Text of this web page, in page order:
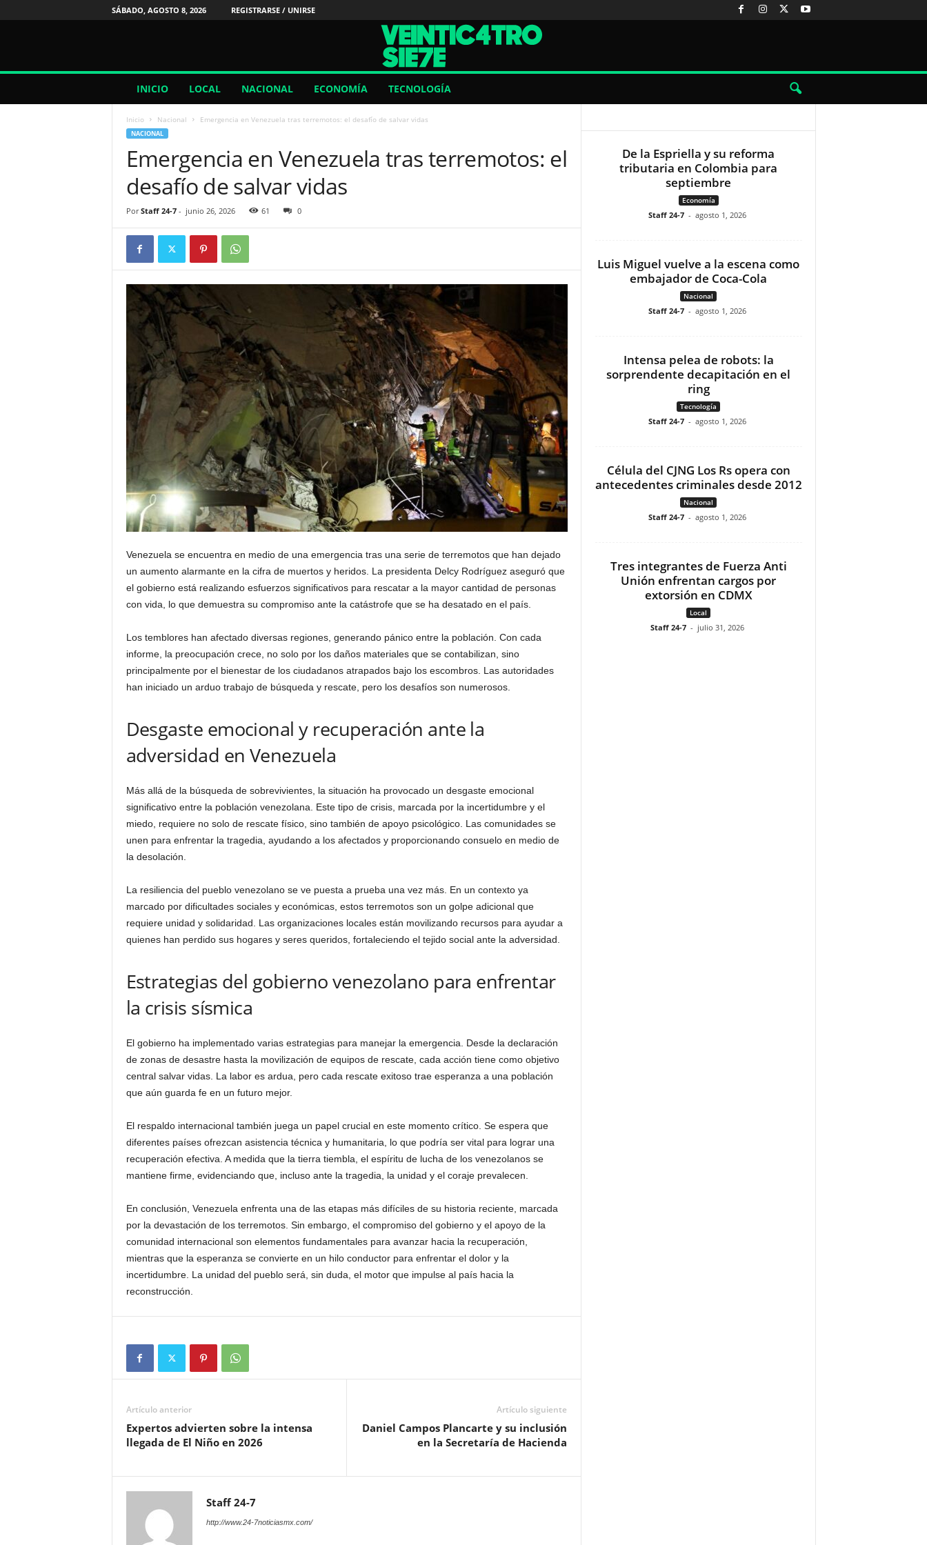
SÁBADO, AGOSTO 8, 2026 REGISTRARSE / UNIRSE
/
INICIO LOCAL NACIONAL ECONOMÍA TECNOLOGÍA
Inicio Nacional Emergencia en Venezuela tras terremotos: el desafío de salvar vidas
NACIONAL
Emergencia en Venezuela tras terremotos: el
desafío de salvar vidas
Por Staff 24-7- junio 26, 2026 61 0
Venezuela se encuentra en medio de una emergencia tras una serie de terremotos que han dejado
un aumento alarmante en la cifra de muertos y heridos. La presidenta Delcy Rodríguez aseguró que
el gobierno está realizando esfuerzos significativos para rescatar a la mayor cantidad de personas
con vida, lo que demuestra su compromiso ante la catástrofe que se ha desatado en el país.
Los temblores han afectado diversas regiones, generando pánico entre la población. Con cada
informe, la preocupación crece, no solo por los daños materiales que se contabilizan, sino
principalmente por el bienestar de los ciudadanos atrapados bajo los escombros. Las autoridades
han iniciado un arduo trabajo de búsqueda y rescate, pero los desafíos son numerosos.
Desgaste emocional y recuperación ante la
adversidad en Venezuela
Más allá de la búsqueda de sobrevivientes, la situación ha provocado un desgaste emocional
significativo entre la población venezolana. Este tipo de crisis, marcada por la incertidumbre y el
miedo, requiere no solo de rescate físico, sino también de apoyo psicológico. Las comunidades se
unen para enfrentar la tragedia, ayudando a los afectados y proporcionando consuelo en medio de
la desolación.
La resiliencia del pueblo venezolano se ve puesta a prueba una vez más. En un contexto ya
marcado por dificultades sociales y económicas, estos terremotos son un golpe adicional que
requiere unidad y solidaridad. Las organizaciones locales están movilizando recursos para ayudar a
quienes han perdido sus hogares y seres queridos, fortaleciendo el tejido social ante la adversidad.
Estrategias del gobierno venezolano para enfrentar
la crisis sísmica
El gobierno ha implementado varias estrategias para manejar la emergencia. Desde la declaración
de zonas de desastre hasta la movilización de equipos de rescate, cada acción tiene como objetivo
central salvar vidas. La labor es ardua, pero cada rescate exitoso trae esperanza a una población
que aún guarda fe en un futuro mejor.
El respaldo internacional también juega un papel crucial en este momento crítico. Se espera que
diferentes países ofrezcan asistencia técnica y humanitaria, lo que podría ser vital para lograr una
recuperación efectiva. A medida que la tierra tiembla, el espíritu de lucha de los venezolanos se
mantiene firme, evidenciando que, incluso ante la tragedia, la unidad y el coraje prevalecen.
En conclusión, Venezuela enfrenta una de las etapas más difíciles de su historia reciente, marcada
por la devastación de los terremotos. Sin embargo, el compromiso del gobierno y el apoyo de la
comunidad internacional son elementos fundamentales para avanzar hacia la recuperación,
mientras que la esperanza se convierte en un hilo conductor para enfrentar el dolor y la
incertidumbre. La unidad del pueblo será, sin duda, el motor que impulse al país hacia la
reconstrucción.
Artículo anterior
Expertos advierten sobre la intensa
llegada de El Niño en 2026
Artículo siguiente
Daniel Campos Plancarte y su inclusión
en la Secretaría de Hacienda
Staff 24-7
http://www.24-7noticiasmx.com/
De la Espriella y su reforma
tributaria en Colombia para
septiembre
Economía
Staff 24-7 - agosto 1, 2026
Luis Miguel vuelve a la escena como
embajador de Coca-Cola
Nacional
Staff 24-7 - agosto 1, 2026
Intensa pelea de robots: la
sorprendente decapitación en el
ring
Tecnología
Staff 24-7 - agosto 1, 2026
Célula del CJNG Los Rs opera con
antecedentes criminales desde 2012
Nacional
Staff 24-7 - agosto 1, 2026
Tres integrantes de Fuerza Anti
Unión enfrentan cargos por
extorsión en CDMX
Local
Staff 24-7 - julio 31, 2026